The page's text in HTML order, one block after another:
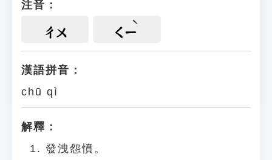
遊戲專區
貓頭鷹博士
注音：
ㄔㄨ ㄑㄧ
漢語拼音：
chū qì
解釋：
發洩怨憤。